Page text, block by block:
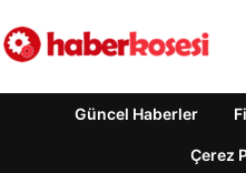
Güncel Haberler
Çerez